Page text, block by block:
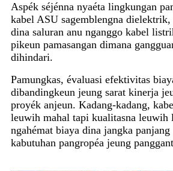
Aspék séjénna nyaéta lingkungan
kabel ASU sagemblengna dielektrik,
dina saluran anu nganggo kabel
pikeun pamasangan dimana
dihindari.
Pamungkas, évaluasi efektivitas
dibandingkeun jeung sarat kinerja
proyék anjeun. Kadang-kadang,
leuwih mahal tapi kualitasna leuwih
ngahémat biaya dina jangka
kabutuhan pangropéa jeung